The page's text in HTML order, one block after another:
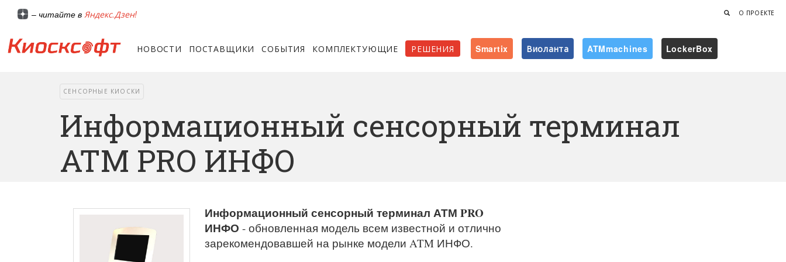
О ПРОЕКТЕ
– читайте в Яндекс.Дзен!
НОВОСТИ ПОСТАВЩИКИ СОБЫТИЯ КОМПЛЕКТУЮЩИЕ РЕШЕНИЯ Smartix Виоланта ATMmachines LockerBox
СЕНСОРНЫЕ КИОСКИ
Информационный сенсорный терминал
АТМ PRO ИНФО
Информационный сенсорный терминал АТМ PRO
ИНФО - обновленная модель всем известной и отлично
зарекомендовавшей на рынке модели ATM ИНФО.